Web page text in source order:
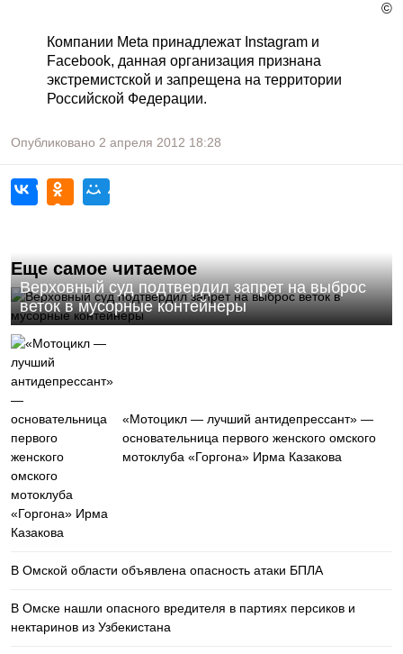
©
Компании Meta принадлежат Instagram и
Facebook, данная организация признана
экстремистской и запрещена на территории
Российской Федерации.
Опубликовано 2 апреля 2012 18:28
Еще самое читаемое
Верховный суд подтвердил запрет на выброс
веток в мусорные контейнеры
«Мотоцикл — лучший антидепрессант» —
основательница первого женского омского
мотоклуба «Горгона» Ирма Казакова
В Омской области объявлена опасность атаки БПЛА
В Омске нашли опасного вредителя в партиях персиков и
нектаринов из Узбекистана